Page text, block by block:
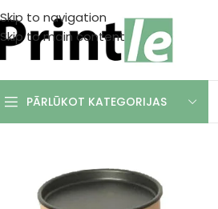
Skip to navigation
Skip to main content
PĀRLŪKOT KATEGORIJAS